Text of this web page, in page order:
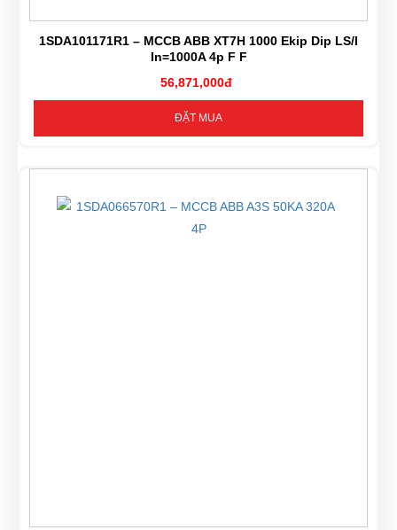
1SDA101171R1 – MCCB ABB XT7H 1000 Ekip Dip LS/I
In=1000A 4p F F
56,871,000đ
ĐẶT MUA